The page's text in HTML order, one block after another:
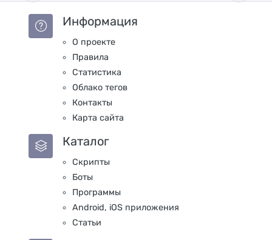
Информация
О проекте
Правила
Статистика
Облако тегов
Контакты
Карта сайта
Каталог
Скрипты
Боты
Программы
Android, iOS приложения
Статьи